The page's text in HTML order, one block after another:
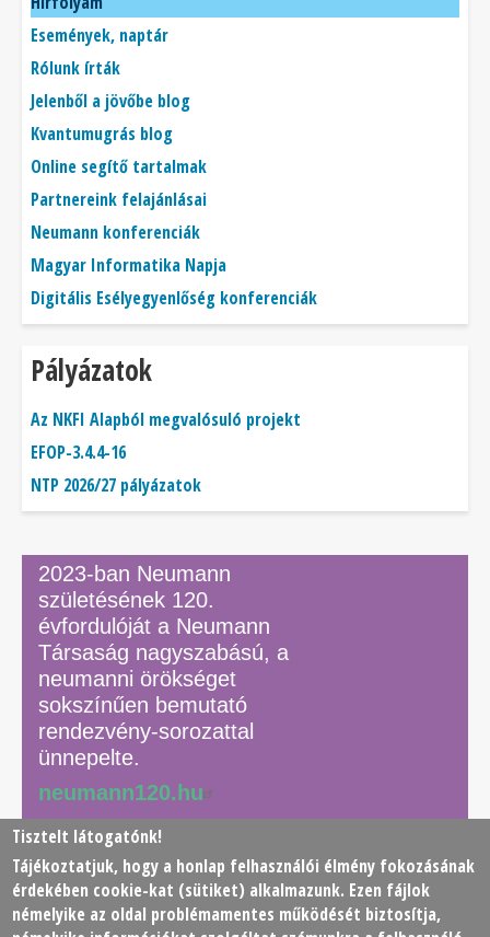
Események, naptár
Rólunk írták
Jelenből a jövőbe blog
Kvantumugrás blog
Online segítő tartalmak
Partnereink felajánlásai
Neumann konferenciák
Magyar Informatika Napja
Digitális Esélyegyenlőség konferenciák
Pályázatok
Az NKFI Alapból megvalósuló projekt
EFOP-3.4.4-16
NTP 2026/27 pályázatok
2023-ban Neumann
születésének 120.
évfordulóját a Neumann
Társaság nagyszabású, a
neumanni örökséget
sokszínűen bemutató
rendezvény-sorozattal
ünnepelte.
neumann120.hu
© 2026 Neumann János Számítógéptudományi Társaság
(NJSZT)
Tisztelt látogatónk!
Tájékoztatjuk, hogy a honlap felhasználói élmény fokozásának
érdekében cookie-kat (sütiket) alkalmazunk. Ezen fájlok
némelyike az oldal problémamentes működését biztosítja,